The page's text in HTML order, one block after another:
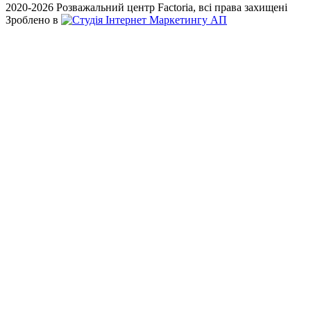
2020-2026 Розважальний центр Factoria, всі права захищені
Зроблено в